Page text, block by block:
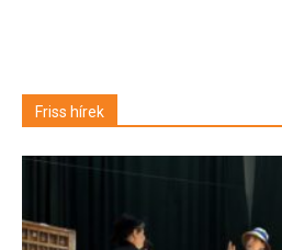
Friss hírek